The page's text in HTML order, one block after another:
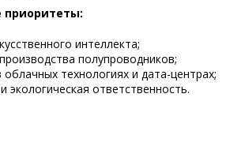
приоритеты:
интеллекта;
полупроводников;
технологиях и дата-центрах;
экологическая ответственность.